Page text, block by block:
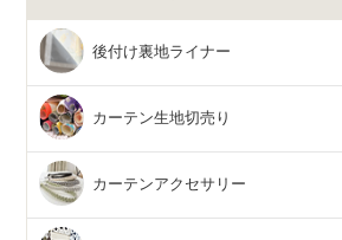
後付け裏地ライナー
カーテン生地切売り
カーテンアクセサリー